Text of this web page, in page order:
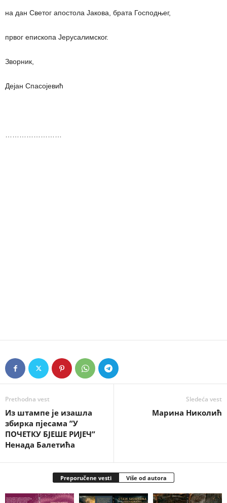
на дан Светог апостола Јакова, брата Господњег,
првог епископа Јерусалимског.
Зворник,
Дејан Спасојевић
Prethodna vest
Из штампе је изашла
збирка пјесама ”У
ПОЧЕТКУ БЈЕШЕ РИЈЕЧ”
Ненада Балетића
Sledeća vest
Марина Николић
Preporučene vesti Više od autora